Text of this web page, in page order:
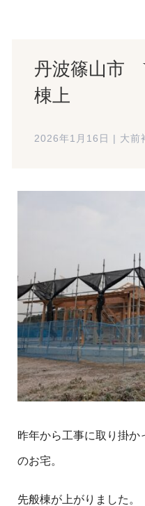
丹波篠山市
棟上
2026年1月16日 | 大前
昨年から工事に取り掛か
のお宅。
先般棟が上がりました。